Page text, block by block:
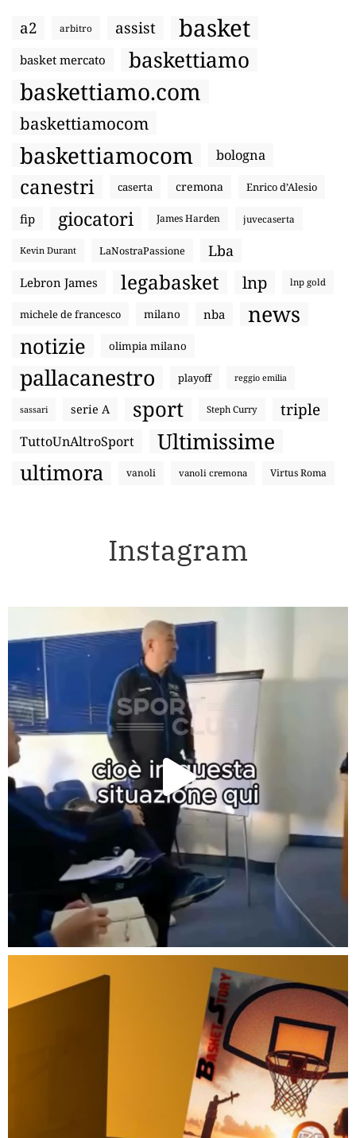
a2 arbitro assist basket
basket mercato baskettiamo
baskettiamo.com
baskettiamocom
baskettiamocom bologna
canestri caserta cremona Enrico d’Alesio
fip giocatori James Harden juvecaserta
Kevin Durant LaNostraPassione Lba
Lebron James legabasket lnp lnp gold
michele de francesco milano nba news
notizie olimpia milano
pallacanestro playoff reggio emilia
sassari serie A sport Steph Curry triple
TuttoUnAltroSport Ultimissime
ultimora vanoli vanoli cremona Virtus Roma
Instagram